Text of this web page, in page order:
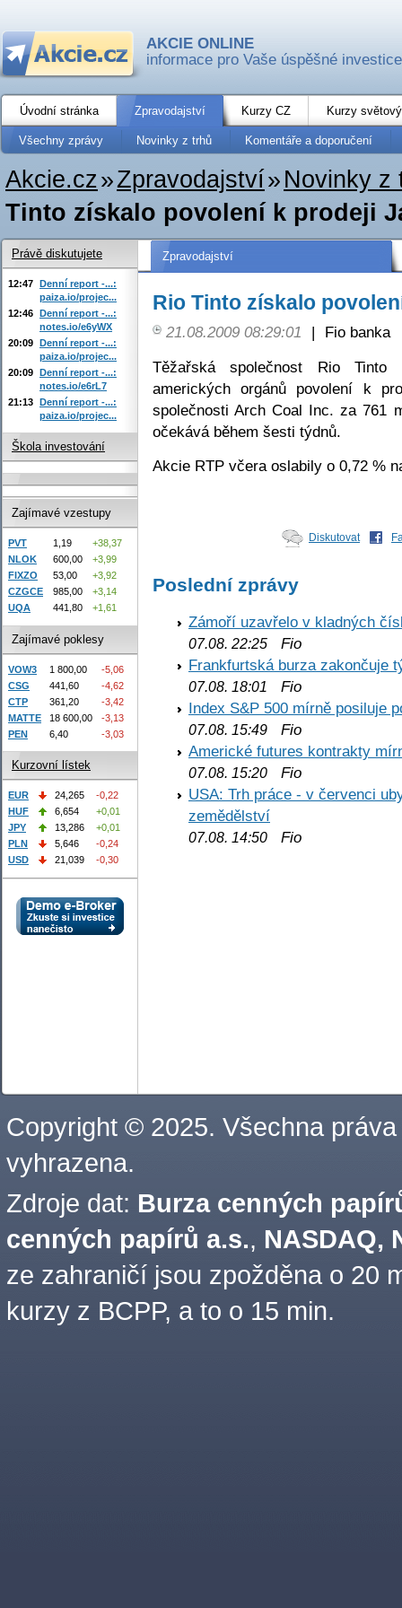
AKCIE ONLINE
informace pro Vaše úspěšné investice
Úvodní stránka Zpravodajství Kurzy CZ Kurzy
Všechny zprávy Novinky z trhů Komentáře a doporučení
Akcie.cz»Zpravodajství» Novinky z
Tinto získalo povolení k prodeji
Zpravodajství
Rio Tinto získalo
21.08.2009 08:29:01 |
Fio banka
Těžařská společnost Rio
amerických orgánů povolení k
společnosti Arch Coal Inc. za 761
očekává během šesti týdnů.
Akcie RTP včera oslabily o 0,72 %
Diskutovat
Poslední zprávy
Zámoří uzavřelo v kladných
07.08. 22:25 Fio
Frankfurtská burza zakončuje
07.08. 18:01
Fio
Index S&P 500 mírně posiluje
07.08. 15:49 Fio
Americké futures kontrakty
07.08. 15:20 Fio
USA: Trh práce - v červenci
zemědělství
07.08. 14:50 Fio
Právě diskutujete
12:47 Denní report -...:
paiza.io/projec...
12:46 Denní report -...:
notes.io/e6yWX
20:09 Denní report -...:
paiza.io/projec...
20:09 Denní report -...:
notes.io/e6rL7
21:13 Denní report -...:
paiza.io/projec...
Škola investování
Zajímavé vzestupy
PVT 1,19
+38,37
NLOK
600,00
+3,99
FIXZO
53,00
+3,92
CZGCE
985,00
+3,14
UQA
441,80 +1,61
Zajímavé poklesy
VOW3 1 800,00
-5,06
CSG
441,60
-4,62
CTP
361,20
-3,42
MATTE
18 600,00
-3,13
PEN
6,40 -3,03
Kurzovní lístek
EUR 24,265
-0,22
HUF
6,654
+0,01
JPY
13,286
+0,01
PLN
5,646
-0,24
USD
21,039 -0,30
Copyright © 2025. Všechna práva
vyhrazena.
Zdroje dat: Burza cenných
cenných papírů a.s., NASDAQ,
ze zahraničí jsou zpožděna o 20
kurzy z BCPP, a to o 15 min.